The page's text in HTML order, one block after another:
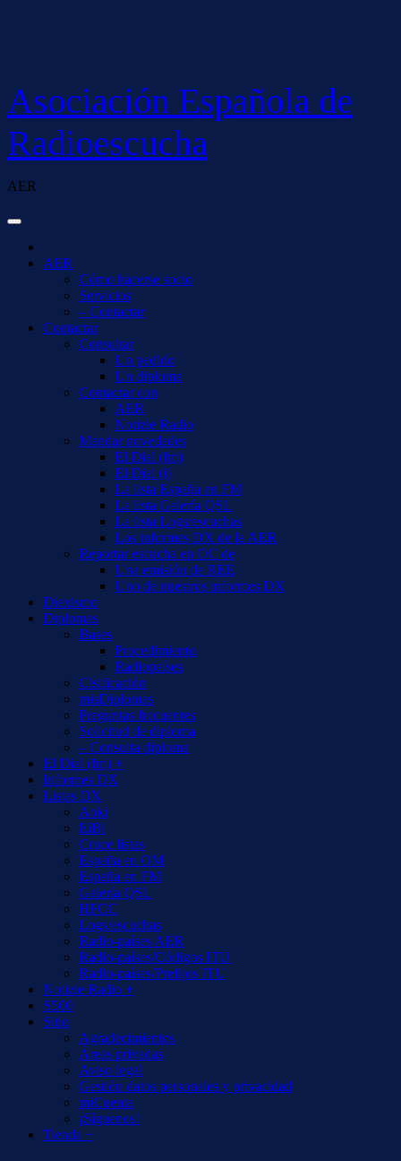
Asociación Española de
Radioescucha
AER
AER
Cómo hacerse socio
Servicios
– Contactar
Contactar
Consultar
Un pedido
Un diploma
Contactar con
AER
Notizie Radio
Mandar novedades
El Dial (fm)
El Dial (i)
La lista España en FM
La lista Galería QSL
La lista Logs/escuchas
Los informes DX de la AER
Reportar escucha en OC de
Una emisión de REE
Uno de nuestros informes DX
Diexismo
Diplomas
Bases
Procedimiento
Radiopaíses
Clsificación
misDiplomas
Preguntas frecuentes
Solicitud de diploma
– Consulta diploma
El Dial (fm) +
Informes DX
Listas DX
Aoki
EiBi
Cruce listas
España en OM
España en FM
Galería QSL
HFCC
Logs/escuchas
Radio-países AER
Radio-países/Códigos ITU
Radio-países/Prefijos ITU
Notizie Radio +
S500
Sitio
Agradecimientos
Áreas privadas
Aviso legal
Gestión datos personales y privacidad
miCuenta
¡Síguenos!
Tienda +